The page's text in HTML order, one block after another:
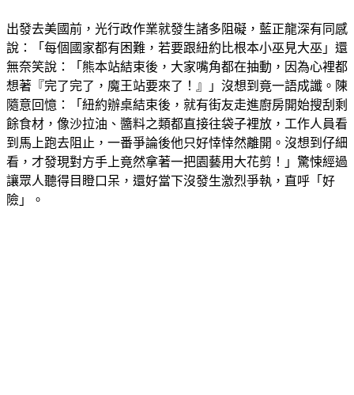
出發去美國前，光行政作業就發生諸多阻礙，藍正龍深有同感
說：「每個國家都有困難，若要跟紐約比根本小巫見大巫」還
無奈笑說：「熊本站結束後，大家嘴角都在抽動，因為心裡都
想著『完了完了，魔王站要來了！』」沒想到竟一語成讖。陳
隨意回憶：「紐約辦桌結束後，就有街友走進廚房開始搜刮剩
餘食材，像沙拉油、醬料之類都直接往袋子裡放，工作人員看
到馬上跑去阻止，一番爭論後他只好悻悻然離開。沒想到仔細
看，才發現對方手上竟然拿著一把園藝用大花剪！」驚悚經過
讓眾人聽得目瞪口呆，還好當下沒發生激烈爭執，直呼「好